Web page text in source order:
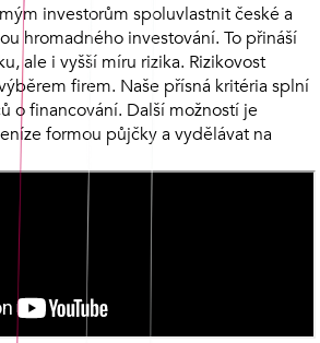
investorům spoluvlastnit české a
hromadného investování. To přináší
ale i vyšší míru rizika. Rizikovost
firem. Naše přísná kritéria splní
o financování. Další možností je
formou půjčky a vydělávat na